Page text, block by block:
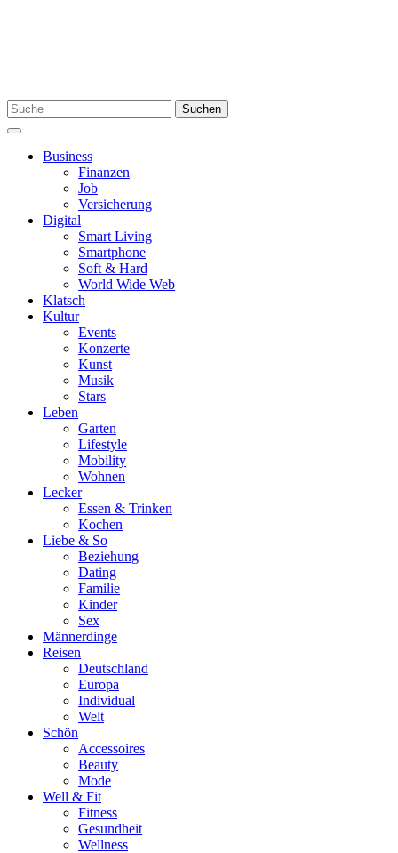
Search
for:
Suchen
Menu
Business
Finanzen
Job
Versicherung
Digital
Smart Living
Smartphone
Soft & Hard
World Wide Web
Klatsch
Kultur
Events
Konzerte
Kunst
Musik
Stars
Leben
Garten
Lifestyle
Mobility
Wohnen
Lecker
Essen & Trinken
Kochen
Liebe & So
Beziehung
Dating
Familie
Kinder
Sex
Männerdinge
Reisen
Deutschland
Europa
Individual
Welt
Schön
Accessoires
Beauty
Mode
Well & Fit
Fitness
Gesundheit
Wellness